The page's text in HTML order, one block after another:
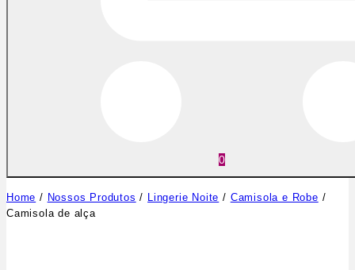
0
Home / Nossos Produtos / Lingerie Noite / Camisola e Robe /
Camisola de alça